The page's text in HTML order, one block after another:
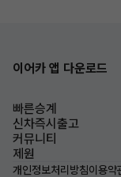
이어카 앱 다운로드
빠른승계
신차즉시출고
커뮤니티
제원
개인정보처리방침이용약